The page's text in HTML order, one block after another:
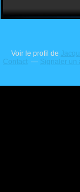
Voir le profil de
Contact
Signaler un